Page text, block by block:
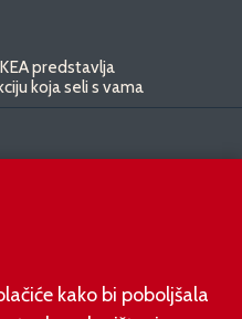
predstavlja
koja seli s vama
luksuznu limuzinu veću od
obećava domet do 1.000
kako bi poboljšala